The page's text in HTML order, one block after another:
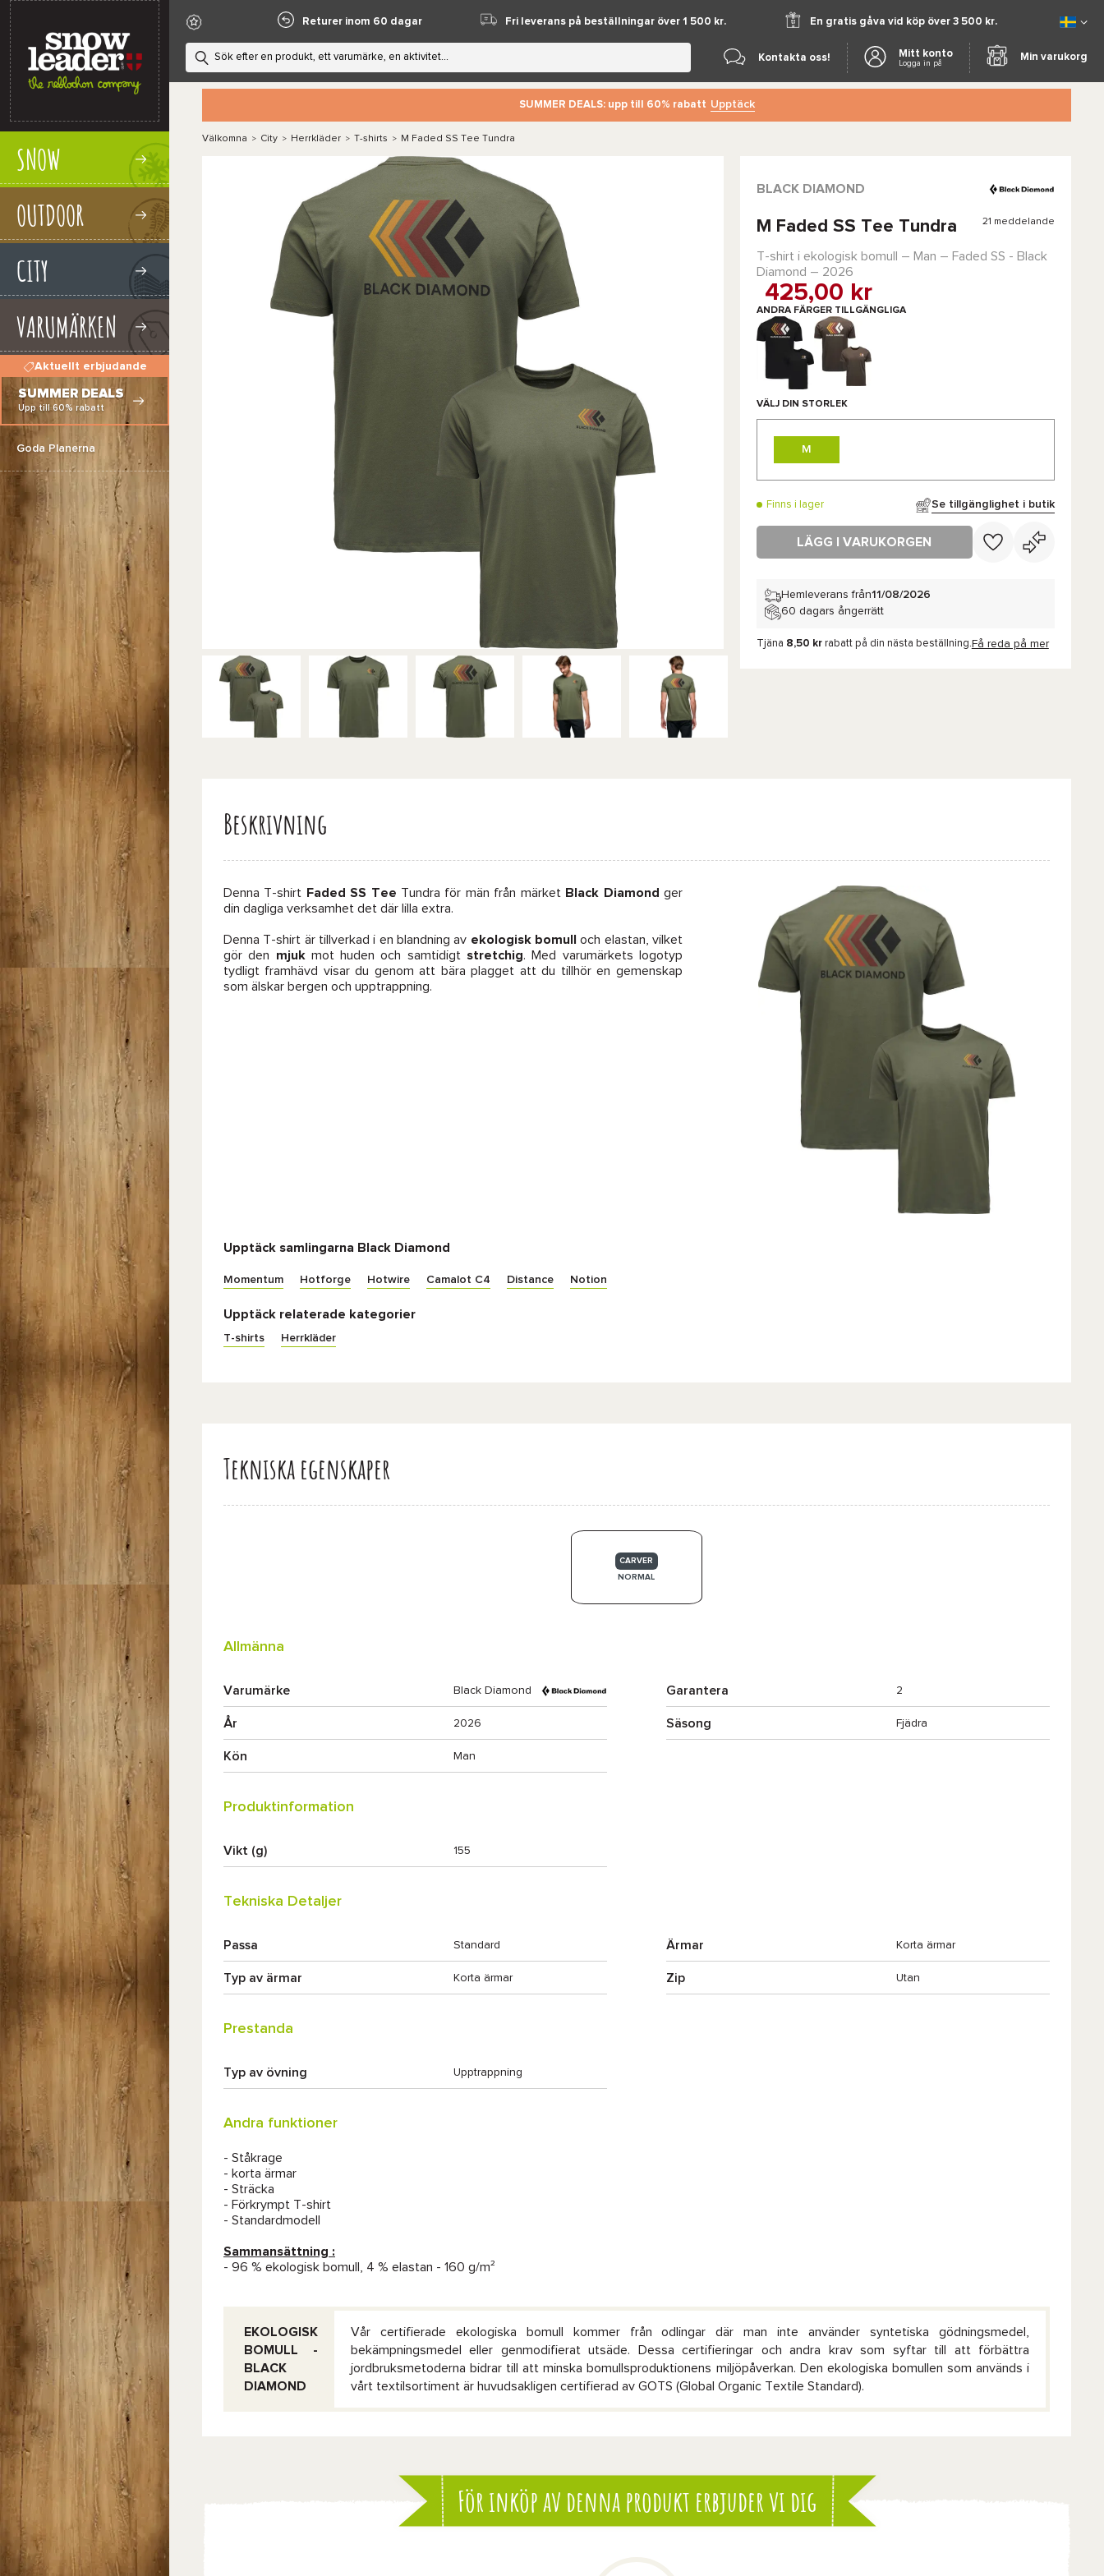
SNOW
OUTDOOR
CITY
VARUMÄRKEN
Aktuellt erbjudande
SUMMER DEALS
Upp till 60% rabatt
Goda Planerna
Returer inom 60 dagar Fri leverans på beställningar över 1 500 kr. En gratis gåva vid köp över 3 500 kr.
Kontakta oss! Mitt konto
Logga in på
Min varukorg
SUMMER DEALS: upp till 60% rabatt Upptäck
Välkomna > City > Herrkläder > T-shirts > M Faded SS Tee Tundra
BLACK DIAMOND
M Faded SS Tee Tundra 21 meddelande
T-shirt i ekologisk bomull – Man – Faded SS - Black
Diamond – 2026
425,00 kr
ANDRA FÄRGER TILLGÄNGLIGA
VÄLJ DIN STORLEK
M
Finns i lager Se tillgänglighet i butik
LÄGG I VARUKORGEN
Hemleverans från11/08/2026
60 dagars ångerrätt
Tjäna 8,50 kr rabatt på din nästa beställning.Få reda på mer
Beskrivning
Denna T-shirt Faded SS Tee Tundra för män från märket Black Diamond ger
din dagliga verksamhet det där lilla extra.
Denna T-shirt är tillverkad i en blandning av ekologisk bomull
och elastan, vilket
gör den mjukmot huden och samtidigt stretchig. Med varumärkets logotyp
tydligt framhävd visar du genom att bära plagget att du tillhör en gemenskap
som älskar bergen och upptrappning.
Upptäck samlingarna Black Diamond
Momentum Hotforge Hotwire Camalot C4 Distance Notion
Upptäck relaterade kategorier
T-shirts Herrkläder
Tekniska egenskaper
CARVER
NORMAL
Allmänna
Varumärke Black Diamond Garantera 2
År 2026 Säsong Fjädra
Kön Man
Produktinformation
Vikt (g) 155
Tekniska Detaljer
Passa Standard Ärmar Korta ärmar
Typ av ärmar Korta ärmar Zip Utan
Prestanda
Typ av övning Upptrappning
Andra funktioner
- Ståkrage
- korta ärmar
- Sträcka
- Förkrympt T-shirt
- Standardmodell
Sammansättning :
- 96 % ekologisk bomull, 4 % elastan - 160 g/m²
EKOLOGISK
BOMULL -
BLACK
DIAMOND
Vår certifierade ekologiska bomull kommer från odlingar där man inte använder syntetiska gödningsmedel,
bekämpningsmedel eller genmodifierat utsäde. Dessa certifieringar och andra krav som syftar till att förbättra
jordbruksmetoderna bidrar till att minska bomullsproduktionens miljöpåverkan. Den ekologiska bomullen som används i
vårt textilsortiment är huvudsakligen certifierad av GOTS (Global Organic Textile Standard).
För inköp av denna produkt erbjuder vi dig